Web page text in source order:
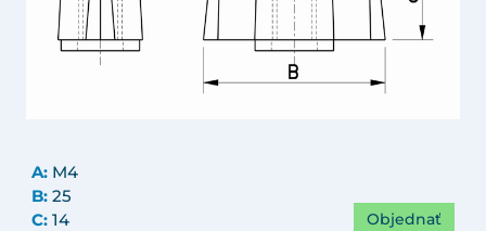
A: M4
B: 25
C: 14
Objednať